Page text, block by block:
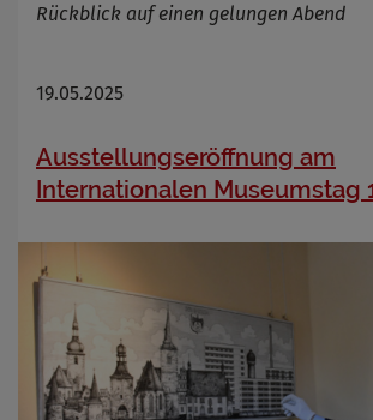
Rückblick auf einen gelungen Abend
19.05.2025
Ausstellungseröffnung am
Internationalen Museumstag